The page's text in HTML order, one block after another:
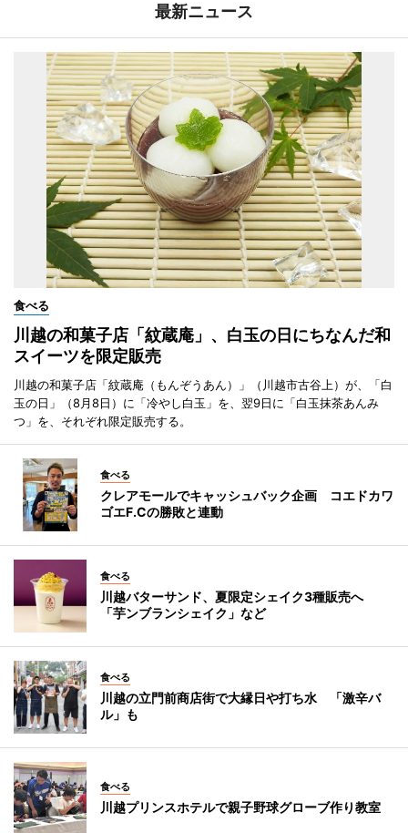
最新ニュース
食べる
川越の和菓子店「紋蔵庵」、白玉の日にちなんだ和
スイーツを限定販売
川越の和菓子店「紋蔵庵（もんぞうあん）」（川越市古谷上）が、「白
玉の日」（8月8日）に「冷やし白玉」を、翌9日に「白玉抹茶あんみ
つ」を、それぞれ限定販売する。
食べる
クレアモールでキャッシュバック企画 コエドカワ
ゴエF.Cの勝敗と連動
食べる
川越バターサンド、夏限定シェイク3種販売へ
「芋ンブランシェイク」など
食べる
川越の立門前商店街で大縁日や打ち水 「激辛バ
ル」も
食べる
川越プリンスホテルで親子野球グローブ作り教室